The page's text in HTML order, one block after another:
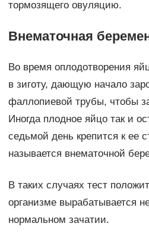
тормозящего овуляцию.
Внематочная
Во время оплодотворения
в зиготу, дающую начало
фаллопиевой трубы, чтобы
Иногда плодное яйцо так и
седьмой день крепится к ее
называется внематочной
В таких случаях тест
организме вырабатывается
нормальном зачатии.